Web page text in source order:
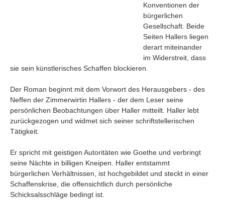
Navigation
News
Suchen
Kontaktieren
Umfragen
Letzte Beiträge
Konventionen der
bürgerlichen
Gesellschaft. Beide
Seiten Hallers liegen
derart miteinander
im Widerstreit, dass
sie sein künstlerisches Schaffen blockieren.
Der Roman beginnt mit dem Vorwort des Herausgebers - des
Neffen der Zimmerwirtin Hallers - der dem Leser seine
persönlichen Beobachtungen über Haller mitteilt. Haller lebt
zurückgezogen und widmet sich seiner schriftstellerischen
Tätigkeit.
Er spricht mit geistigen Autoritäten wie Goethe und verbringt
seine Nächte in billigen Kneipen. Haller entstammt
bürgerlichen Verhältnissen, ist hochgebildet und steckt in einer
Schaffenskrise, die offensichtlich durch persönliche
Schicksalsschläge bedingt ist.